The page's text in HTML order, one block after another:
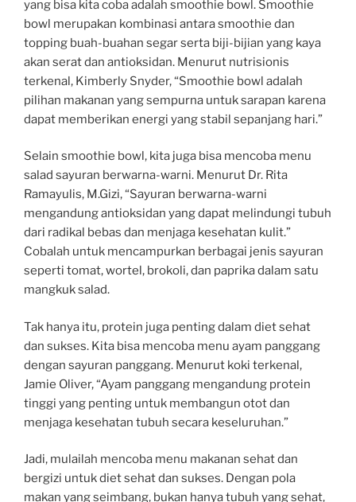
yang bisa kita coba adalah smoothie bowl. Smoothie
bowl merupakan kombinasi antara smoothie dan
topping buah-buahan segar serta biji-bijian yang kaya
akan serat dan antioksidan. Menurut nutrisionis
terkenal, Kimberly Snyder, “Smoothie bowl adalah
pilihan makanan yang sempurna untuk sarapan karena
dapat memberikan energi yang stabil sepanjang hari.”
Selain smoothie bowl, kita juga bisa mencoba menu
salad sayuran berwarna-warni. Menurut Dr. Rita
Ramayulis, M.Gizi, “Sayuran berwarna-warni
mengandung antioksidan yang dapat melindungi tubuh
dari radikal bebas dan menjaga kesehatan kulit.”
Cobalah untuk mencampurkan berbagai jenis sayuran
seperti tomat, wortel, brokoli, dan paprika dalam satu
mangkuk salad.
Tak hanya itu, protein juga penting dalam diet sehat
dan sukses. Kita bisa mencoba menu ayam panggang
dengan sayuran panggang. Menurut koki terkenal,
Jamie Oliver, “Ayam panggang mengandung protein
tinggi yang penting untuk membangun otot dan
menjaga kesehatan tubuh secara keseluruhan.”
Jadi, mulailah mencoba menu makanan sehat dan
bergizi untuk diet sehat dan sukses. Dengan pola
makan yang seimbang, bukan hanya tubuh yang sehat,